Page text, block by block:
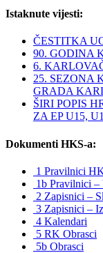
Istaknute vijesti:
ČESTITKA
90. GODINA
6.
25. SEZONA
GRADA
ŠIRI POPIS
ZA EP U15,
Dokumenti HKS-a:
1 Pravilnici
1b Pravilnici
2 Zapisnici –
3 Zapisnici –
4 Kalendari
5 RK Obrasci
5b Obrasci